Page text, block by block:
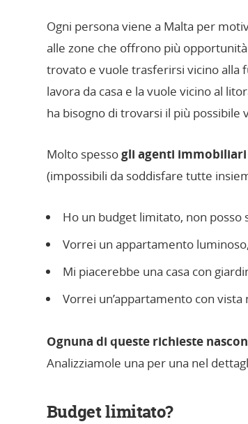
Ogni persona viene a Malta per
alle zone che offrono più opportunità
trovato e vuole trasferirsi vicino alla
lavora da casa e la vuole vicino al
ha bisogno di trovarsi il più possibile
Molto spessogli agenti
(impossibili da soddisfare tutte
Ho un budget limitato, non posso
Vorrei un appartamento
Mi piacerebbe una casa con
Vorrei un’appartamento con vista
Ognuna di queste richieste
Analizziamole una per una nel
Budget limitato?